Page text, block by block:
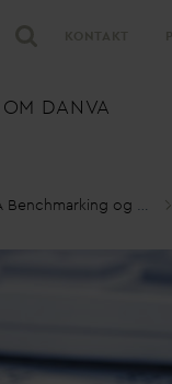
OM DANVA
Benchmarking og Statistik